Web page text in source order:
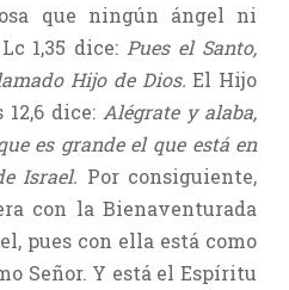
que ningún ángel ni
1,35 dice: Pues el Santo,
Hijo de Dios.El Hijo
dice: Alégrate y alaba,
es grande el que está en
Israel. Por consiguiente,
con la Bienaventurada
pues con ella está como
Señor. Y está el Espíritu